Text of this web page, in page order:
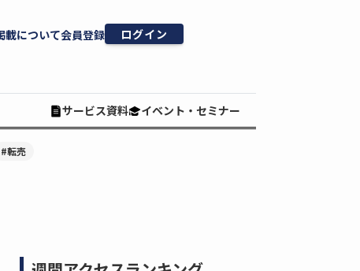
載について会員登録 ログイン
サービス資料 イベント・セミナー
#転売